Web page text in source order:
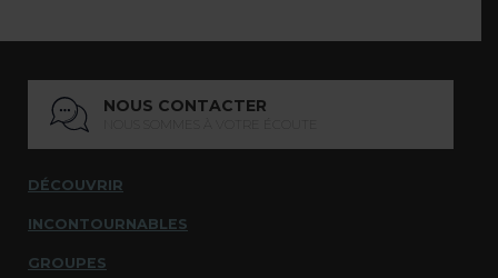
NOUS CONTACTER
DÉCOUVRIR
INCONTOURNABLES
GROUPES